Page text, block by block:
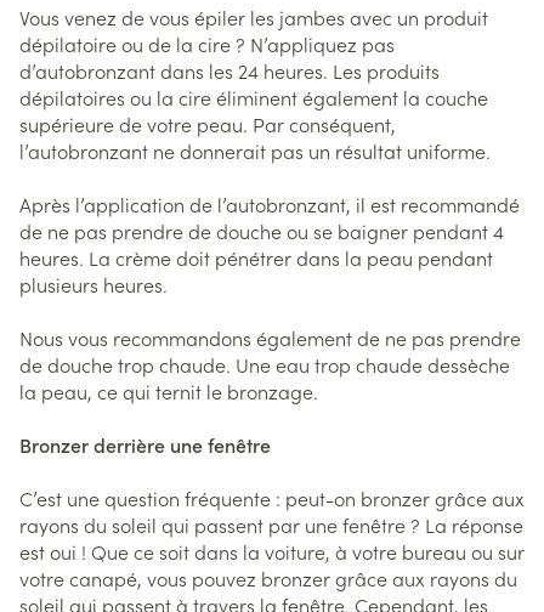
Vous venez de vous épiler les jambes avec un produit
dépilatoire ou de la cire ? N’appliquez pas
d’autobronzant dans les 24 heures. Les produits
dépilatoires ou la cire éliminent également la couche
supérieure de votre peau. Par conséquent,
l’autobronzant ne donnerait pas un résultat uniforme.
Après l’application de l’autobronzant, il est recommandé
de ne pas prendre de douche ou se baigner pendant 4
heures. La crème doit pénétrer dans la peau pendant
plusieurs heures.
Nous vous recommandons également de ne pas prendre
de douche trop chaude. Une eau trop chaude dessèche
la peau, ce qui ternit le bronzage.
Bronzer derrière une fenêtre
C’est une question fréquente : peut-on bronzer grâce aux
rayons du soleil qui passent par une fenêtre ? La réponse
est oui ! Que ce soit dans la voiture, à votre bureau ou sur
votre canapé, vous pouvez bronzer grâce aux rayons du
soleil qui passent à travers la fenêtre. Cependant, les